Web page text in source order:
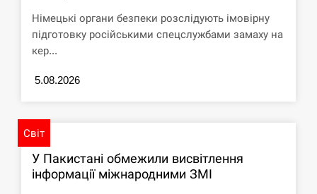
Німецькі органи безпеки розслідують імовірну
підготовку російськими спецслужбами замаху на
кер...
5.08.2026
Світ
У Пакистані обмежили висвітлення
інформації міжнародними ЗМІ